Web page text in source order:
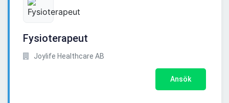
Fysioterapeut
Joylife Healthcare AB
Ansök